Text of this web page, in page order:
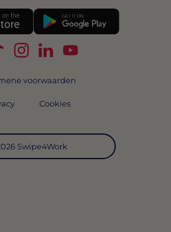
Swipe4Work op TikTok
Volg Swipe4Work op
Volg Swipe4Work op
Volg Swipe4Work
Swipe4Work
voorwaarden
Cookies